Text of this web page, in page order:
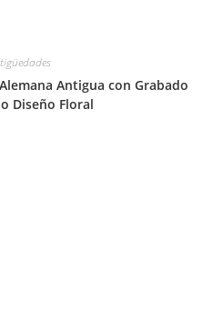
Antigua con Grabado
Diseño Floral